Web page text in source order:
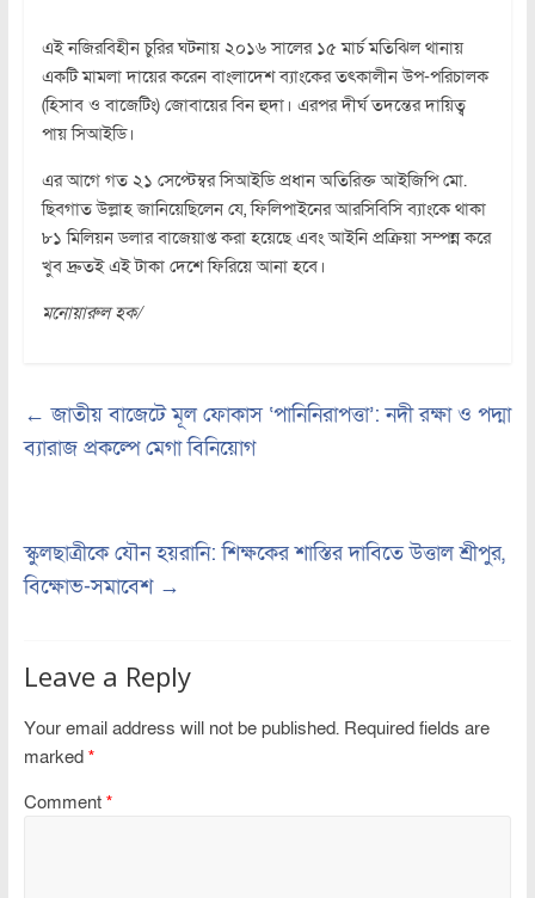
এই নজিরবিহীন চুরির ঘটনায় ২০১৬ সালের ১৫ মার্চ মতিঝিল থানায়
একটি মামলা দায়ের করেন বাংলাদেশ ব্যাংকের তৎকালীন উপ-পরিচালক
(হিসাব ও বাজেটিং) জোবায়ের বিন হুদা। এরপর দীর্ঘ তদন্তের দায়িত্ব
পায় সিআইডি।
এর আগে গত ২১ সেপ্টেম্বর সিআইডি প্রধান অতিরিক্ত আইজিপি মো.
ছিবগাত উল্লাহ জানিয়েছিলেন যে, ফিলিপাইনের আরসিবিসি ব্যাংকে থাকা
৮১ মিলিয়ন ডলার বাজেয়াপ্ত করা হয়েছে এবং আইনি প্রক্রিয়া সম্পন্ন করে
খুব দ্রুতই এই টাকা দেশে ফিরিয়ে আনা হবে।
মনোয়ারুল হক/
← জাতীয় বাজেটে মূল ফোকাস ‘পানিনিরাপত্তা’: নদী রক্ষা ও পদ্মা
ব্যারাজ প্রকল্পে মেগা বিনিয়োগ
স্কুলছাত্রীকে যৌন হয়রানি: শিক্ষকের শাস্তির দাবিতে উত্তাল শ্রীপুর,
বিক্ষোভ-সমাবেশ →
Leave a Reply
Your email address will not be published. Required fields are
marked *
Comment *